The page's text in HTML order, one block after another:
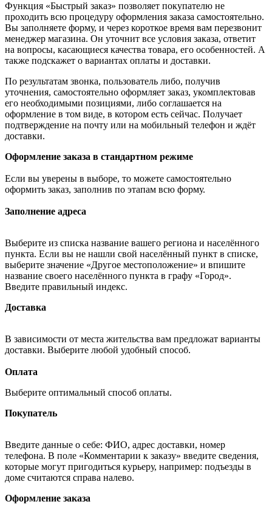
Функция «Быстрый заказ» позволяет покупателю не
проходить всю процедуру оформления заказа самостоятельно.
Вы заполняете форму, и через короткое время вам перезвонит
менеджер магазина. Он уточнит все условия заказа, ответит
на вопросы, касающиеся качества товара, его особенностей. А
также подскажет о вариантах оплаты и доставки.
По результатам звонка, пользователь либо, получив
уточнения, самостоятельно оформляет заказ, укомплектовав
его необходимыми позициями, либо соглашается на
оформление в том виде, в котором есть сейчас. Получает
подтверждение на почту или на мобильный телефон и ждёт
доставки.
Оформление заказа в стандартном режиме
Если вы уверены в выборе, то можете самостоятельно
оформить заказ, заполнив по этапам всю форму.
Заполнение адреса
Выберите из списка название вашего региона и населённого
пункта. Если вы не нашли свой населённый пункт в списке,
выберите значение «Другое местоположение» и впишите
название своего населённого пункта в графу «Город».
Введите правильный индекс.
Доставка
В зависимости от места жительства вам предложат варианты
доставки. Выберите любой удобный способ.
Оплата
Выберите оптимальный способ оплаты.
Покупатель
Введите данные о себе: ФИО, адрес доставки, номер
телефона. В поле «Комментарии к заказу» введите сведения,
которые могут пригодиться курьеру, например: подъезды в
доме считаются справа налево.
Оформление заказа